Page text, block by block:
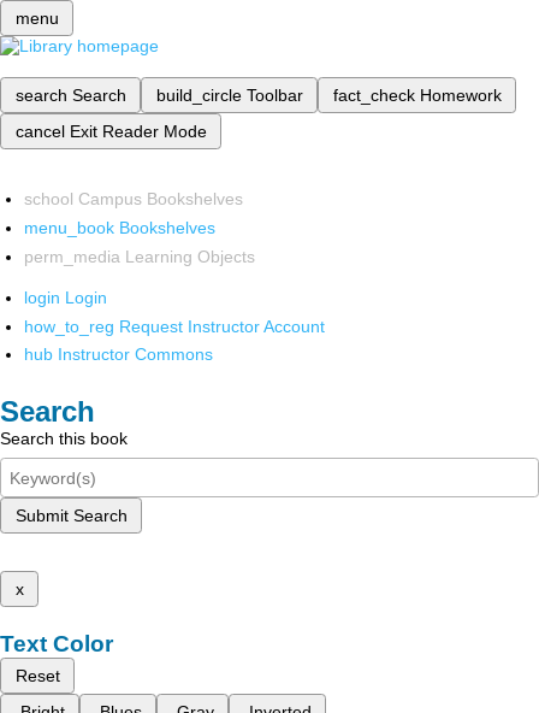
menu
search Search build_circle Toolbar fact_check Homework
cancel Exit Reader Mode
school Campus Bookshelves
menu_book Bookshelves
perm_media Learning Objects
login Login
how_to_reg Request Instructor Account
hub Instructor Commons
Search
Search this book
Submit Search
x
Text Color
Reset